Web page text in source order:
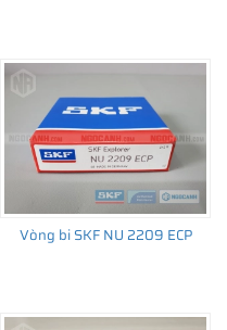
Vòng bi SKF NU 2209 ECP